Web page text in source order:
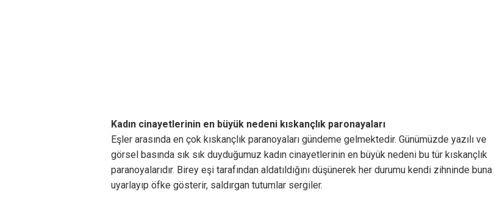
Kadın cinayetlerinin en büyük nedeni kıskançlık paronayaları
Eşler arasında en çok kıskançlık paranoyaları gündeme gelmektedir. Günümüzde yazılı ve
görsel basında sık sık duyduğumuz kadın cinayetlerinin en büyük nedeni bu tür kıskançlık
paranoyalarıdır. Birey eşi tarafından aldatıldığını düşünerek her durumu kendi zihninde buna
uyarlayıp öfke gösterir, saldırgan tutumlar sergiler.